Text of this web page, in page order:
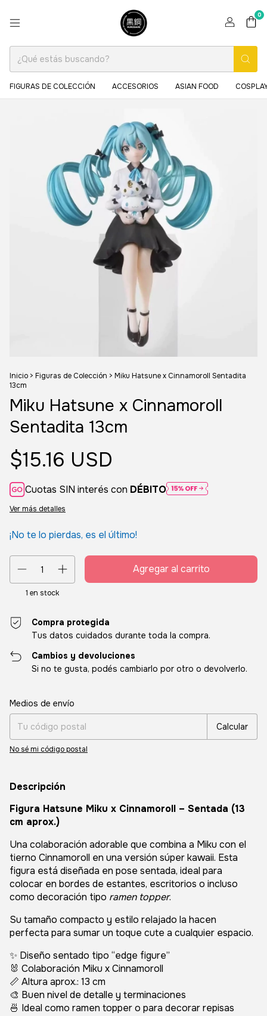
0
FIGURAS DE COLECCIÓN ACCESORIOS ASIAN FOOD
Inicio > Figuras de Colección > Miku Hatsune x Cinnamoroll Sentadita
13cm
Miku Hatsune x Cinnamoroll
Sentadita 13cm
$15.16 USD
Cuotas SIN interés con DÉBITO
Ver más detalles
¡No te lo pierdas, es el último!
1 en stock
Compra protegida
Tus datos cuidados durante toda la compra.
Cambios y devoluciones
Si no te gusta, podés cambiarlo por otro o devolverlo.
Entregas para el CP:
Medios de envío
Calcular
No sé mi código postal
Descripción
Figura Hatsune Miku x Cinnamoroll – Sentada (13
cm aprox.)
Una colaboración adorable que combina a Miku con el
tierno Cinnamoroll en una versión súper kawaii. Esta
figura está diseñada en pose sentada, ideal para
colocar en bordes de estantes, escritorios o incluso
como decoración tipo ramen topper.
Su tamaño compacto y estilo relajado la hacen
perfecta para sumar un toque cute a cualquier espacio.
✨ Diseño sentado tipo “edge figure”
🐰 Colaboración Miku x Cinnamoroll
📏 Altura aprox.: 13 cm
🎨 Buen nivel de detalle y terminaciones
🍜 Ideal como ramen topper o para decorar repisas